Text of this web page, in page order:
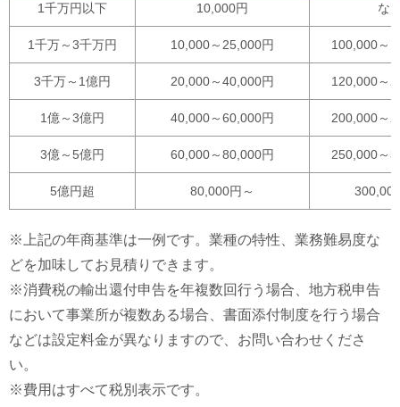
1千万円以下 10,000円 な
1千万～3千万円 10,000～25,000円 100,000～
3千万～1億円 20,000～40,000円 120,000～
1億～3億円 40,000～60,000円 200,000～
3億～5億円 60,000～80,000円 250,000～
5億円超 80,000円～
※上記の年商基準は一例です。業種の特性、業務難易度な
どを加味してお見積りできます。
※消費税の輸出還付申告を年複数回行う場合、地方税申告
において事業所が複数ある場合、書面添付制度を行う場合
などは設定料金が異なりますので、お問い合わせくださ
い。
※費用はすべて税別表示です。